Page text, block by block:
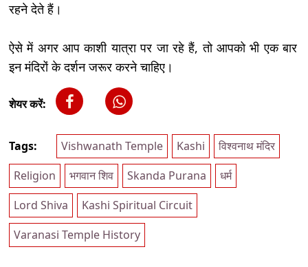
रहने देते हैं।
ऐसे में अगर आप काशी यात्रा पर जा रहे हैं, तो आपको भी एक बार
इन मंदिरों के दर्शन जरूर करने चाहिए।
शेयर करें:
Tags: Vishwanath Temple Kashi
विश्वनाथ मंदिर
Religion
भगवान शिव Skanda Purana
धर्म
Lord Shiva
Kashi Spiritual Circuit
Varanasi Temple History